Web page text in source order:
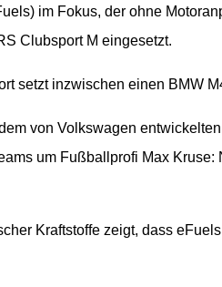
im Fokus, der ohne
Clubsport M eingesetzt.
setzt inzwischen einen BMW
von Volkswagen
um Fußballprofi Max
Kraftstoffe zeigt, dass